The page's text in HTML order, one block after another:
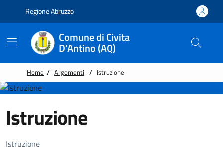
Regione Abruzzo
Comune di Civita
D'Antino (AQ)
Home / Argomenti / Istruzione
Istruzione
Dettagli Argomento
Istruzione